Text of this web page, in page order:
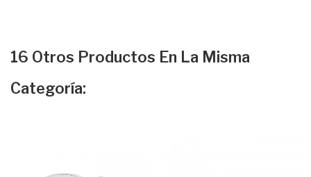
16 Otros Productos En La Misma
Categoría: